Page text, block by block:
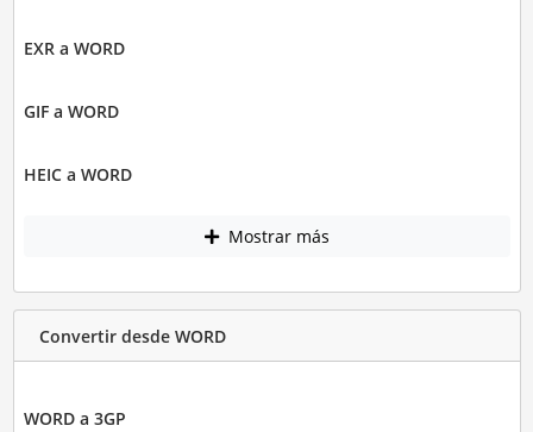
EXR a WORD
GIF a WORD
HEIC a WORD
Mostrar más
Convertir desde WORD
WORD a 3GP